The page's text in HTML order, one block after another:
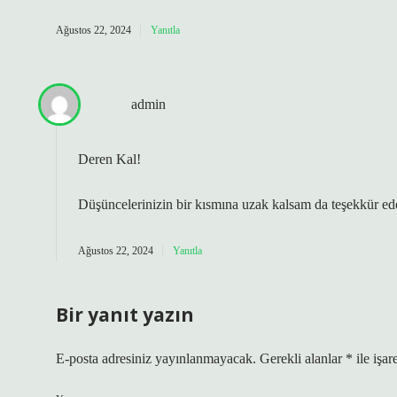
Ağustos 22, 2024 Yanıtla
admin
Deren Kal!
Düşüncelerinizin bir kısmına uzak kalsam da teşekkür
Ağustos 22, 2024 Yanıtla
Bir yanıt yazın
E-posta adresiniz yayınlanmayacak. Gerekli alanlar * ile